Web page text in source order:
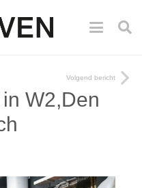
Volgend bericht
W2,Den